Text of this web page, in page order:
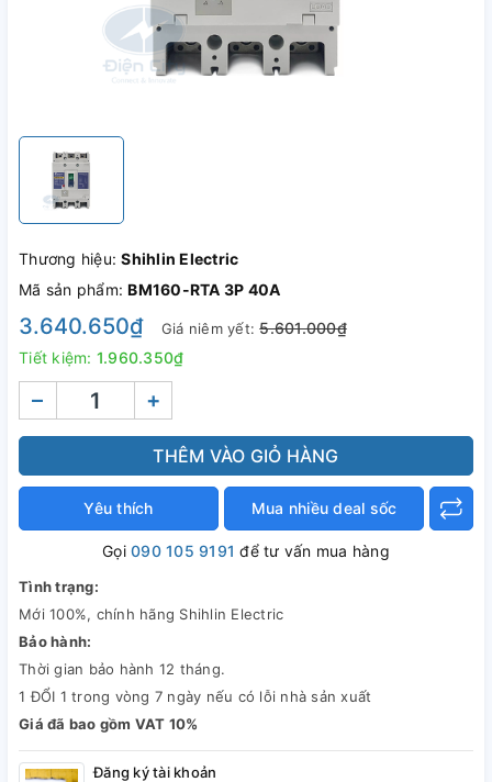
Thương hiệu:Shihlin Electric
Mã sản phẩm:BM160-RTA 3P 40A
3.640.650₫ Giá niêm yết:5.601.000₫
Tiết kiệm: 1.960.350₫
– +
THÊM VÀO GIỎ HÀNG
Yêu thích Mua nhiều deal sốc
Gọi090 105 9191 để tư vấn mua hàng
Tình trạng:
Mới 100%, chính hãng Shihlin Electric
Bảo hành:
Thời gian bảo hành 12 tháng.
1 ĐỔI 1 trong vòng 7 ngày nếu có lỗi nhà sản xuất
Giá đã bao gồm VAT 10%
Đăng ký tài khoản